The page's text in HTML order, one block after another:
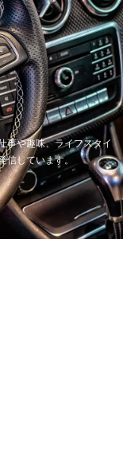
事や趣味、ライフスタイ
しています。